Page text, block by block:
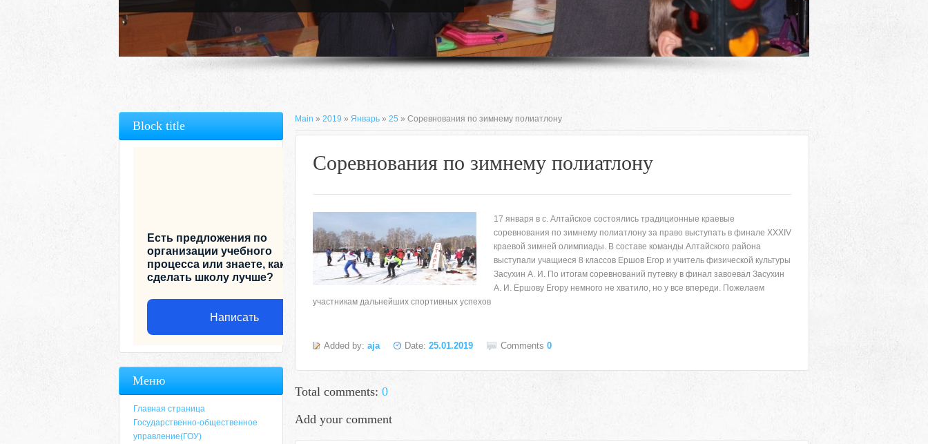
Адрес
659635, Алтайский край, Алтайский район, село Ая, ул. Школьная 11. тел. 28-
6-49, электронный адрес: aja_70@mail.ru
Main » 2019 » Январь » 25 » Соревнования по зимнему полиатлону
Соревнования по зимнему полиатлону
17 января в с. Алтайское состоялись традиционные краевые
соревнования по зимнему полиатлону за право выступать в финале XXXIV
краевой зимней олимпиады. В составе команды Алтайского района
выступали учащиеся 8 классов Ершов Егор и учитель физической культуры
Засухин А. И. По итогам соревнований путевку в финал завоевал Засухин
А. И. Ершову Егору немного не хватило, но у все впереди. Пожелаем
участникам дальнейших спортивных успехов
Added by: aja Date: 25.01.2019 Comments 0
Total comments: 0
Add your comment
Block title
Есть предложения по
организации учебного
процесса или знаете, как
сделать школу лучше?
Написать
Меню
Главная страница
Государственно-общественное
управление(ГОУ)